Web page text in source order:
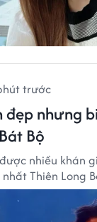
trước
đẹp nhưng
Bộ
nhiều khán
Thiên Long